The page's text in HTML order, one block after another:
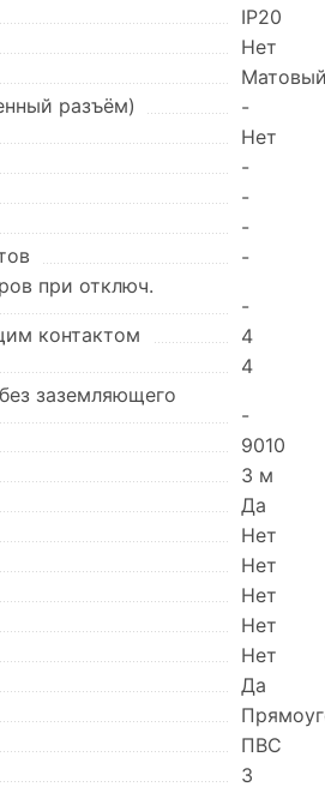
IP20
Нет
разъём)
-
Нет
-
-
-
-
при отключ.
-
контактом
4
4
заземляющего
-
9010
3 м
Да
Нет
Нет
Нет
Нет
Нет
Да
ПВС
3